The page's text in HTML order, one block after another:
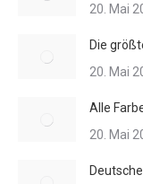
20. Mai
Die
20. Mai
Alle
20. Mai